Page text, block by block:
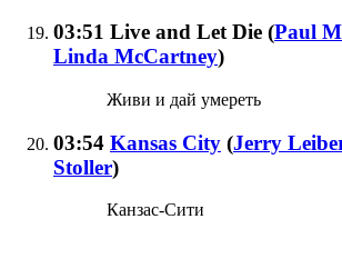
03:51 Live and Let Die (Paul
Linda McCartney)
Живи и дай умереть
03:54 Kansas City (Jerry
Stoller)
Канзас-Сити